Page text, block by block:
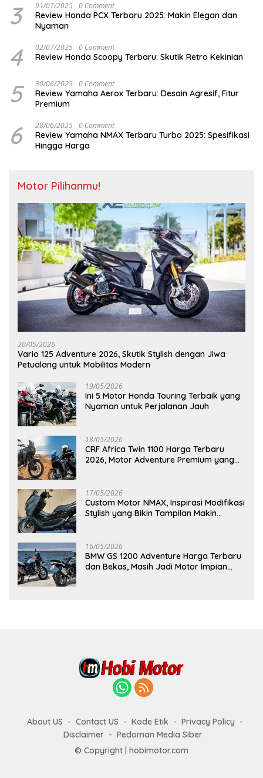
3 01/07/2025 0 Comment
Review Honda PCX Terbaru 2025: Makin Elegan dan
Nyaman
4 02/07/2025 0 Comment
Review Honda Scoopy Terbaru: Skutik Retro Kekinian
5 30/06/2025 0 Comment
Review Yamaha Aerox Terbaru: Desain Agresif, Fitur
Premium
6 28/06/2025 0 Comment
Review Yamaha NMAX Terbaru Turbo 2025: Spesifikasi
Hingga Harga
Motor Pilihanmu!
20/05/2026
Vario 125 Adventure 2026, Skutik Stylish dengan Jiwa
Petualang untuk Mobilitas Modern
19/05/2026
Ini 5 Motor Honda Touring Terbaik yang
Nyaman untuk Perjalanan Jauh
18/05/2026
CRF Africa Twin 1100 Harga Terbaru
2026, Motor Adventure Premium yang
17/05/2026
Custom Motor NMAX, Inspirasi Modifikasi
Stylish yang Bikin Tampilan Makin
16/05/2026
BMW GS 1200 Adventure Harga Terbaru
dan Bekas, Masih Jadi Motor Impian
About US Contact US Kode Etik
Privacy Policy
Disclaimer
Pedoman Media Siber
© Copyright | hobimotor.com